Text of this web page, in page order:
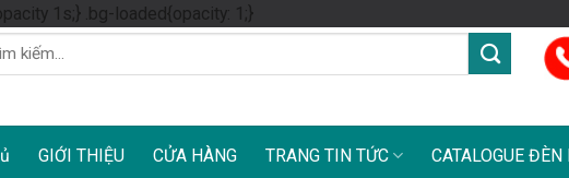
1s;} .bg-loaded{opacity: 1;}Skip
to
GIỚI THIỆU CỬA HÀNG TRANG TIN TỨC CATALOGUE ĐÈN